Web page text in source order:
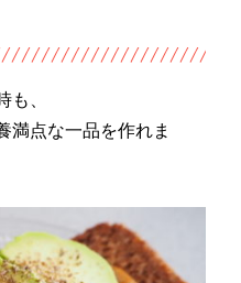
、
満点な一品を作れま